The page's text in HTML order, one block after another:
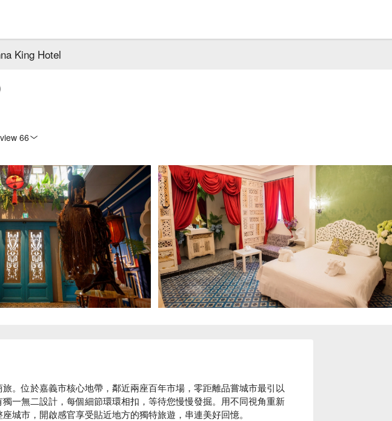
King Hotel
66
。位於嘉義市核心地帶，鄰近兩座百年市場，零距離品嘗城市最引以
一無二設計，每個細節環環相扣，等待您慢慢發掘。用不同視角重新
城市，開啟感官享受貼近地方的獨特旅遊，串連美好回憶。